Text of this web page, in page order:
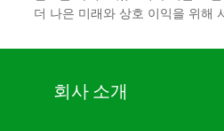
더 나은 미래와 상호 이익을 위해
회사 소개